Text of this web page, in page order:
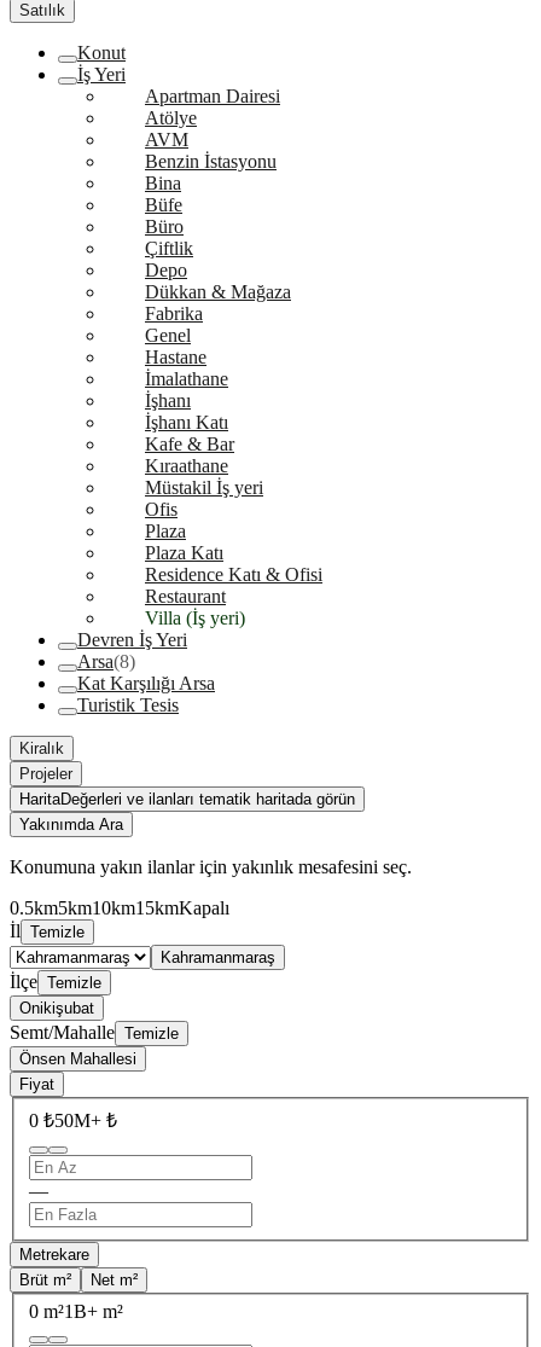
Satılık
Konut
İş Yeri
Apartman Dairesi
Atölye
AVM
Benzin İstasyonu
Bina
Büfe
Büro
Çiftlik
Depo
Dükkan & Mağaza
Fabrika
Genel
Hastane
İmalathane
İşhanı
İşhanı Katı
Kafe & Bar
Kıraathane
Müstakil İş yeri
Ofis
Plaza
Plaza Katı
Residence Katı & Ofisi
Restaurant
Villa (İş yeri)
Devren İş Yeri
Arsa(8)
Kat Karşılığı Arsa
Turistik Tesis
Kiralık
Projeler
HaritaDeğerleri ve ilanları tematik haritada görün
Yakınımda Ara
Konumuna yakın ilanlar için yakınlık mesafesini seç.
0.5km5km10km15kmKapalı
İl Temizle
Kahramanmaraş
İlçe Temizle
Onikişubat
Semt/Mahalle Temizle
Önsen Mahallesi
Fiyat
0 ₺50M+ ₺
—
Metrekare
Brüt m²
Net m²
0 m²1B+ m²